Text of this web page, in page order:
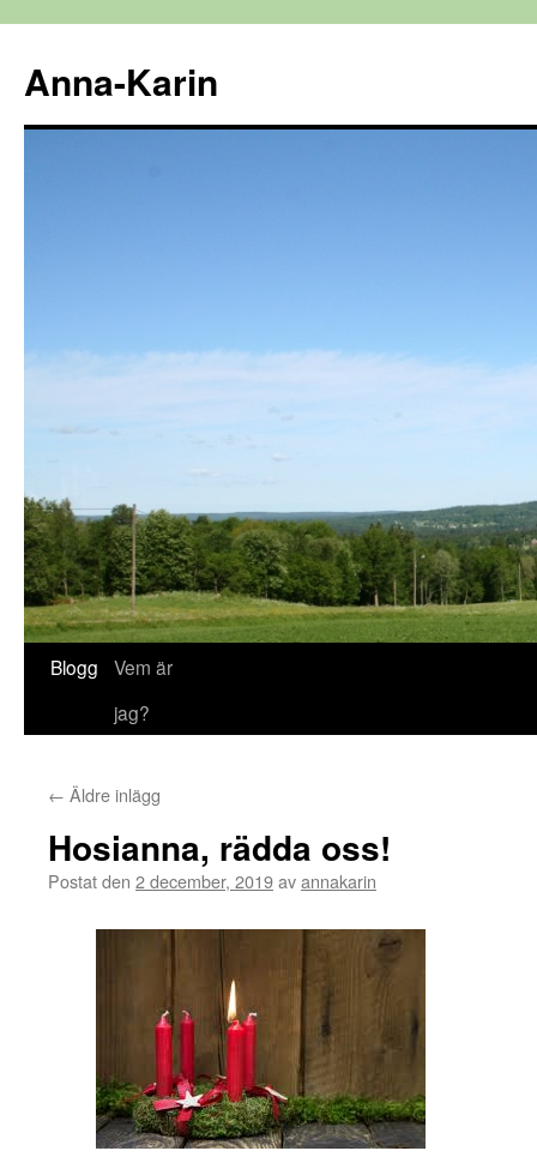
innehåll
Anna-Karin
Blogg
Vem är
jag?
← Äldre inlägg
Hosianna, rädda oss!
Postat den 2 december, 2019avannakarin